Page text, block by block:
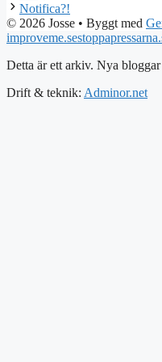
Notifica?!
© 2026 Josse • Byggt med
improveme.se
Detta är ett arkiv. Nya bloggar
Drift & teknik: Adminor.net